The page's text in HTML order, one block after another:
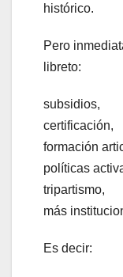
histórico.
Pero
libreto:
subsidios,
certificación,
formación
políticas
tripartismo,
más
Es decir: